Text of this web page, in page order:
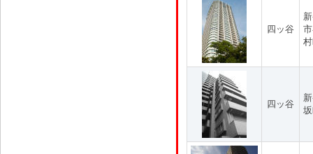
四ッ谷
四ッ谷